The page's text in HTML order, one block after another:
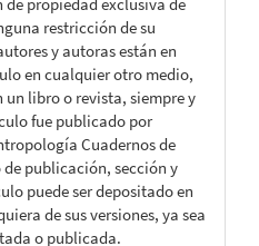
restricción de su
y autoras están en
en cualquier otro medio,
libro o revista, siempre y
fue publicado por
Cuadernos de
publicación, sección y
puede ser depositado en
de sus versiones, ya sea
o publicada.